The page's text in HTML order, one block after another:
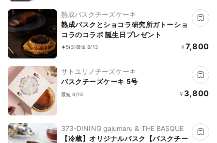
熟成バスクチーズケーキ
熟成バスクとショコラ研究所ガトーショ
コラのコラボ 誕生日プレゼント
5(3)最短 8/13 ¥ 7,800
サトユリノチーズケーキ
バスクチーズケーキ 5号
最短 8/13 ¥ 3,800
373-DINING gajumaru & THE BASQUE
【冷蔵】オリジナルバスク【バスクチー